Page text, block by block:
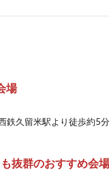
場
鉄久留米駅より徒歩約5
抜群のおすすめ会